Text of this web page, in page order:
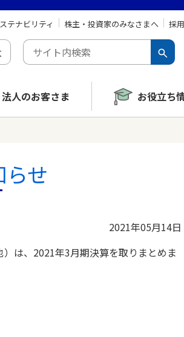
テナビリティ 株主・投資家のみなさまへ 採
法人のお客さま お役立ち
せ
2021年05月14日
は、2021年3月期決算を取りまとめま